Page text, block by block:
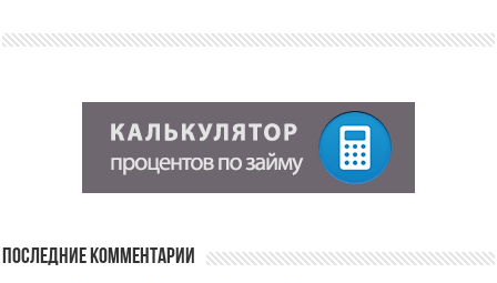
Последние комментарии